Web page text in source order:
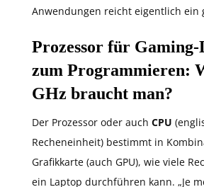
Anwendungen reicht eigentlich ein
Prozessor für
zum Programmieren:
GHz braucht man?
Der Prozessor oder auch CPU
Recheneinheit) bestimmt in
Grafikkarte (auch GPU), wie viele
ein Laptop durchführen kann. „Je